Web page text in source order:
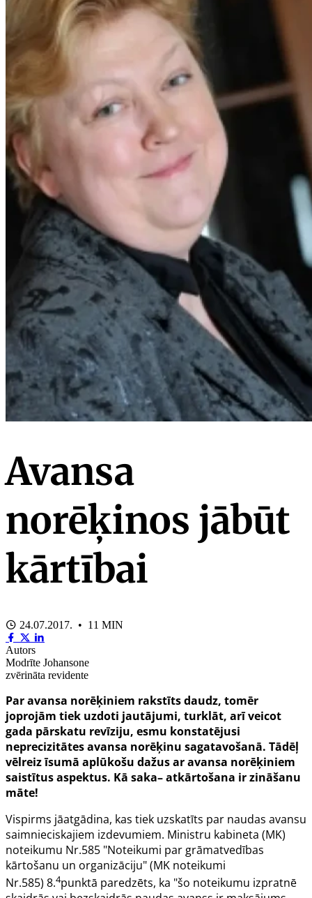
Avansa
norēķinos jābūt
kārtībai
24.07.2017. • 11 MIN
Autors
Modrīte Johansone
zvērināta revidente
Par avansa norēķiniem rakstīts daudz, tomēr
joprojām tiek uzdoti jautājumi, turklāt, arī veicot
gada pārskatu revīziju, esmu konstatējusi
neprecizitātes avansa norēķinu sagatavošanā. Tādēļ
vēlreiz īsumā aplūkošu dažus ar avansa norēķiniem
saistītus aspektus. Kā saka– atkārtošana ir zināšanu
māte!
Vispirms jāatgādina, kas tiek uzskatīts par naudas avansu
saimnieciskajiem izdevumiem. Ministru kabineta (MK)
noteikumu Nr.585 "Noteikumi par grāmatvedības
kārtošanu un organizāciju" (MK noteikumi
Nr.585) 8.4punktā paredzēts, ka "šo noteikumu izpratnē